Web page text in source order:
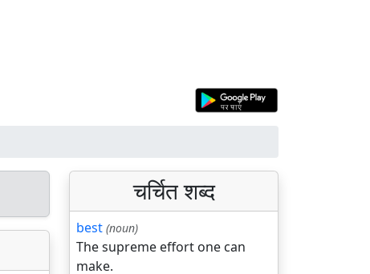
चर्चित शब्द
best (noun)
The supreme effort one can
make.